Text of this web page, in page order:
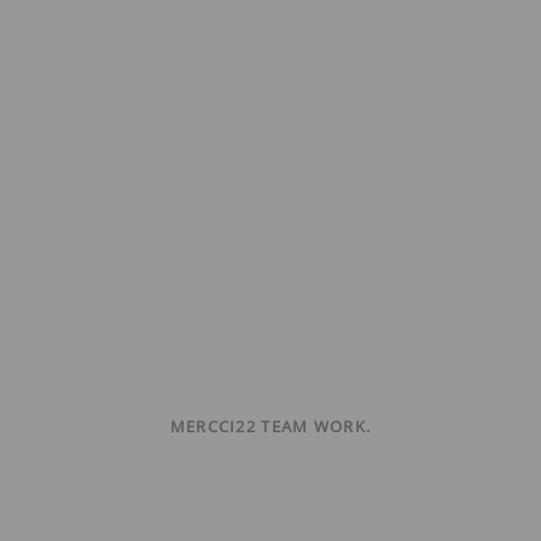
MERCCI22 TEAM WORK.